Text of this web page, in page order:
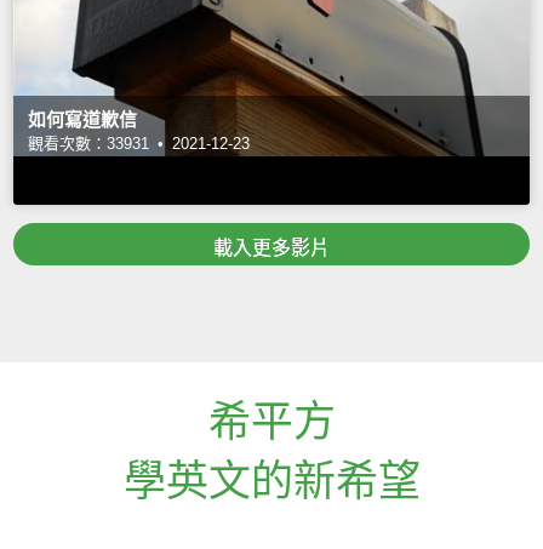
如何寫道歉信
觀看次數：33931 • 2021-12-23
載入更多影片
希平方
學英文的新希望